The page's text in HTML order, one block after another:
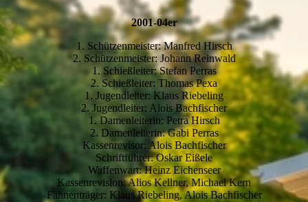
2001-04er
1. Schützenmeister: Manfred Hirsch
2. Schützenmeister: Johann Reinwald
1. Schießleiter: Stefan Perras
2. Schießleiter: Thomas Pexa
1. Jugendleiter: Klaus Riebeling
2. Jugendleiter: Alois Bachfischer
1. Damenleiterin: Petra Hirsch
2. Damenleiterin: Gabi Perras
Kassenrevisor: Alois Bachfischer
Schriftführer: Oskar Eißele
Waffenwart: Heinz Eichenseer
Kassenrevision: Alios Kellner, Michael Kern
Fahnenträger: Klaus Riebeling, Alois Bachfischer